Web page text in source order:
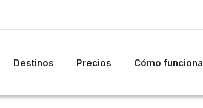
Destinos Precios Cómo funciona